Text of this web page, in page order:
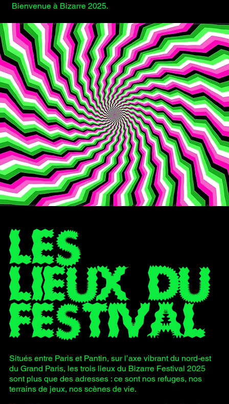
Bienvenue à Bizarre 2025.
LES
LIEUX DU
FESTIVAL
Situés entre Paris et Pantin, sur l’axe vibrant du nord-est
du Grand Paris, les trois lieux du Bizarre Festival 2025
sont plus que des adresses : ce sont nos refuges, nos
terrains de jeux, nos scènes de vie.